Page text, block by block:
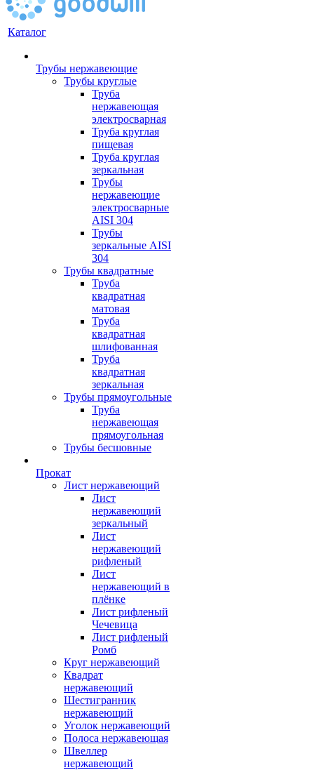
Каталог
Трубы нержавеющие
Трубы круглые
Труба
нержавеющая
электросварная
Труба круглая
пищевая
Труба круглая
зеркальная
Трубы
нержавеющие
электросварные
AISI 304
Трубы
зеркальные AISI
304
Трубы квадратные
Труба
квадратная
матовая
Труба
квадратная
шлифованная
Труба
квадратная
зеркальная
Трубы прямоугольные
Труба
нержавеющая
прямоугольная
Трубы бесшовные
Прокат
Лист нержавеющий
Лист
нержавеющий
зеркальный
Лист
нержавеющий
рифленый
Лист
нержавеющий в
плёнке
Лист рифленый
Чечевица
Лист рифленый
Ромб
Круг нержавеющий
Квадрат
нержавеющий
Шестигранник
нержавеющий
Уголок нержавеющий
Полоса нержавеющая
Швеллер
нержавеющий